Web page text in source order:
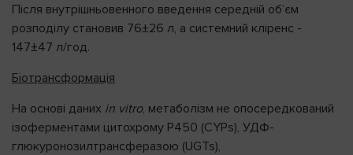
Після внутрішньовенного введення середній об’єм
розподілу становив 76±26 л, а системний кліренс -
147±47 л/год.
Біотрансформація
На основі даних in vitro, метаболізм не опосередкований
ізоферментами цитохрому P450 (CYPs), УДФ-
глюкуронозилтрансферазою (UGTs),